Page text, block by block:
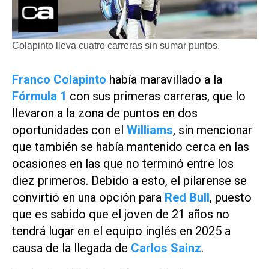
Colapinto lleva cuatro carreras sin sumar puntos.
Franco Colapinto había maravillado a la
Fórmula 1 con sus primeras carreras, que lo
llevaron a la zona de puntos en dos
oportunidades con el Williams, sin mencionar
que también se había mantenido cerca en las
ocasiones en las que no terminó entre los
diez primeros. Debido a esto, el pilarense se
convirtió en una opción para Red Bull, puesto
que es sabido que el joven de 21 años no
tendrá lugar en el equipo inglés en 2025 a
causa de la llegada de Carlos Sainz.